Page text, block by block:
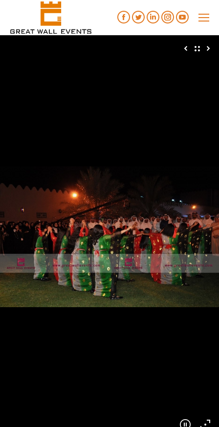
Facebook
TwitterLinkedinInstagramYouTube